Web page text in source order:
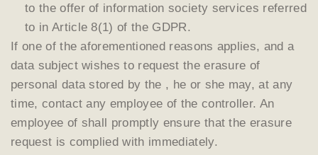
to the offer of information society services referred
to in Article 8(1) of the GDPR.
If one of the aforementioned reasons applies, and a
data subject wishes to request the erasure of
personal data stored by the , he or she may, at any
time, contact any employee of the controller. An
employee of shall promptly ensure that the erasure
request is complied with immediately.